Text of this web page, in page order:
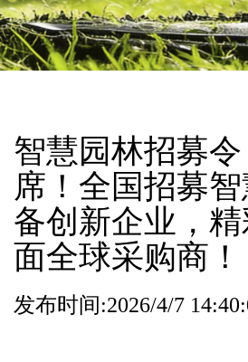
智慧园林招募令
席！全国招募
备创新企业，
面全球采购商！
发布时间:2026/4/7